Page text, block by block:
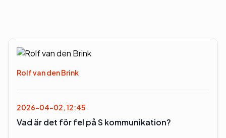
Rolf van den Brink
2026-04-02, 12:45
Vad är det för fel på S kommunikation?